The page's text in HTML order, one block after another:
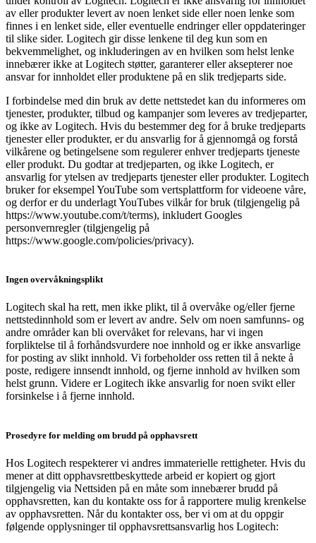
av eller produkter levert av noen lenket side eller noen lenke som
finnes i en lenket side, eller eventuelle endringer eller oppdateringer
til slike sider. Logitech gir disse lenkene til deg kun som en
bekvemmelighet, og inkluderingen av en hvilken som helst lenke
innebærer ikke at Logitech støtter, garanterer eller aksepterer noe
ansvar for innholdet eller produktene på en slik tredjeparts side.
I forbindelse med din bruk av dette nettstedet kan du informeres om
tjenester, produkter, tilbud og kampanjer som leveres av tredjeparter,
og ikke av Logitech. Hvis du bestemmer deg for å bruke tredjeparts
tjenester eller produkter, er du ansvarlig for å gjennomgå og forstå
vilkårene og betingelsene som regulerer enhver tredjeparts tjeneste
eller produkt. Du godtar at tredjeparten, og ikke Logitech, er
ansvarlig for ytelsen av tredjeparts tjenester eller produkter. Logitech
bruker for eksempel YouTube som vertsplattform for videoene våre,
og derfor er du underlagt YouTubes vilkår for bruk (tilgjengelig på
https://www.youtube.com/t/terms), inkludert Googles
personvernregler (tilgjengelig på
https://www.google.com/policies/privacy).
Ingen overvåkningsplikt
Logitech skal ha rett, men ikke plikt, til å overvåke og/eller fjerne
nettstedinnhold som er levert av andre. Selv om noen samfunns- og
andre områder kan bli overvåket for relevans, har vi ingen
forpliktelse til å forhåndsvurdere noe innhold og er ikke ansvarlige
for posting av slikt innhold. Vi forbeholder oss retten til å nekte å
poste, redigere innsendt innhold, og fjerne innhold av hvilken som
helst grunn. Videre er Logitech ikke ansvarlig for noen svikt eller
forsinkelse i å fjerne innhold.
Prosedyre for melding om brudd på opphavsrett
Hos Logitech respekterer vi andres immaterielle rettigheter. Hvis du
mener at ditt opphavsrettbeskyttede arbeid er kopiert og gjort
tilgjengelig via Nettsiden på en måte som innebærer brudd på
opphavsretten, kan du kontakte oss for å rapportere mulig krenkelse
av opphavsretten. Når du kontakter oss, ber vi om at du oppgir
følgende opplysninger til opphavsrettsansvarlig hos Logitech: